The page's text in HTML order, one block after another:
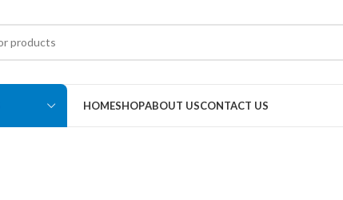
HOMESHOPABOUT USCONTACT US